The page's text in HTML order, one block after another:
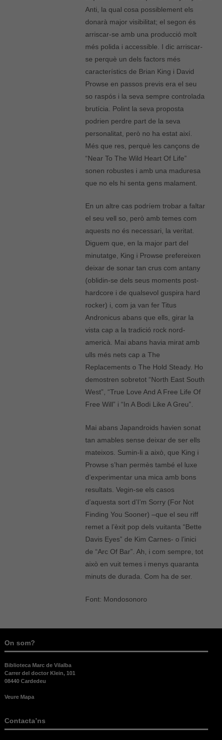
Anti, la qual cosa possiblement els
donarà major visibilitat; el segon és
arriscar-se amb una producció molt
més polida i accessible. I dic arriscar-
se perquè un dels factors més
característics de Brian King i David
Prowse en passos previs era el seu
so raspós i la seva sempre controlada
brutícia. Polint la seva proposta
podrien perdre part de la seva
personalitat, però no ha estat així.
Més que res, perquè les cançons de
“Near To The Wild Heart Of Life”
sonen robustes i amb una maduresa
que no els hi senta gens malament.
En un altre cas podríem trobar a faltar
el seu vell so, però amb temes com
aquests no és necessari, la veritat.
Diguem que, en la major part del
minutatge, King i Prowse prefereixen
deixar de sonar tan crus com antany
(oblidin-se dels seus moments post-
hardcore i de qualsevol guspira hard
rocker) i, com ja van fer Titus
Andronicus abans que ells, girar la
vista cap a la tradició rock nord-
americà. Mai abans havia mirat amb
ulls més nets cap a The
Replacements o The Hold Steady. Ho
demostren sobretot “North East South
West”, “True Love And A Free Life Of
Free Will” i “In A Bodi Like A Greu”.
Mai abans Japandroids havien sonat
tan amables sense deixar de ser ells
mateixos. Sumin-li a això, que King i
Prowse s’han permès també el luxe
d’experimentar una mica amb bons
resultats. Vegin-se els casos
d’aquesta sort d’I’m Sorry (For Not
Finding You Sooner) –que el seu riff
remet a l’èxit pop dels vuitanta “Bette
Davis Eyes” de Kim Carnes- o l’inici
de “Arc Of Bar”. Ah, i com sempre, tot
això en vuit temes i menys quaranta
minuts de durada. Com ha de ser.
Font: Mondosonoro
On som?
Biblioteca Marc de Vilalba
Carrer del doctor Klein, 101
08440 Cardedeu
Veure Mapa
Contacta’ns
Necessàries
Aquestes
cookies no
són
són
necessàries
per al bon
necessitem
web funcioni